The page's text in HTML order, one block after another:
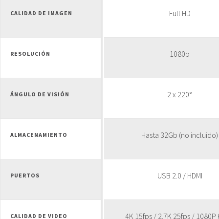
CALIDAD DE IMAGEN
RESOLUCIÓN
ÁNGULO DE VISIÓN
ALMACENAMIENTO
PUERTOS
CALIDAD DE VIDEO
Full HD
1080p
2 x 220°
Hasta 32Gb (no incluido)
USB 2.0 / HDMI
4K 15fps / 2.7K 25fps / 1080P